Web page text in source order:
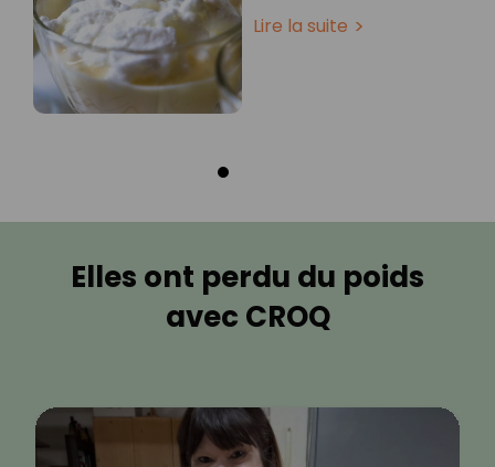
Lire la suite
Elles ont perdu du poids
avec CROQ